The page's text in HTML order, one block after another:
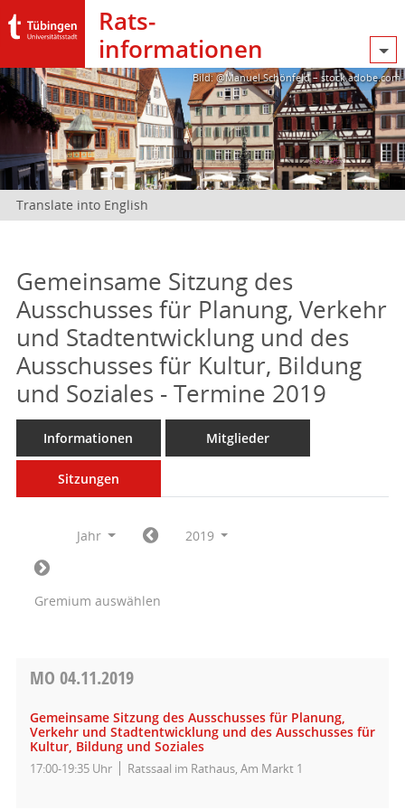
Rats­
informationen
Bild: @Manuel Schönfeld – stock.adobe.com
Translate into English
Gemeinsame Sitzung des
Ausschusses für Planung, Verkehr
und Stadtentwicklung und des
Ausschusses für Kultur, Bildung
und Soziales - Termine 2019
Informationen Mitglieder
Sitzungen
Jahr 2019
Gremium auswählen
MO 04.11.2019
Gemeinsame Sitzung des Ausschusses für Planung,
Verkehr und Stadtentwicklung und des Ausschusses für
Kultur, Bildung und Soziales
17:00-19:35 Uhr Ratssaal im Rathaus, Am Markt 1